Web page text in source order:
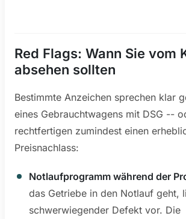
Red Flags: Wann Sie vom
absehen sollten
Bestimmte Anzeichen sprechen klar
eines Gebrauchtwagens mit DSG --
rechtfertigen zumindest einen
Preisnachlass:
Notlaufprogramm während der
das Getriebe in den Notlauf geht,
schwerwiegender Defekt vor. Die